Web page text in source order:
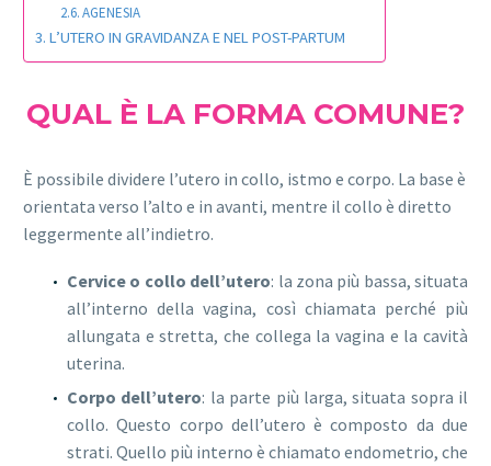
AGENESIA
L’UTERO IN GRAVIDANZA E NEL POST-PARTUM
QUAL È LA FORMA COMUNE?
È possibile dividere l’utero in collo, istmo e corpo. La base è
orientata verso l’alto e in avanti, mentre il collo è diretto
leggermente all’indietro.
Cervice o collo dell’utero: la zona più bassa, situata
all’interno della vagina, così chiamata perché più
allungata e stretta, che collega la vagina e la cavità
uterina.
Corpo dell’utero: la parte più larga, situata sopra il
collo. Questo corpo dell’utero è composto da due
strati. Quello più interno è chiamato endometrio, che